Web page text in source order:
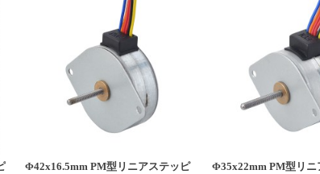
Φ42x16.5mm PM型リニアステッピ
Φ35x22mm PM型リニ